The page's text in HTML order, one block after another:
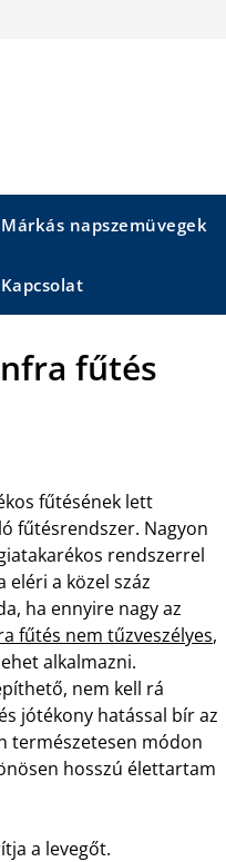
Márkás napszemüvegek
Kapcsolat
fűtés
fűtésének lett
fűtésrendszer. Nagyon
rendszerrel
eléri a közel száz
ha ennyire nagy az
fűtés nem tűzveszélyes,
alkalmazni.
nem kell rá
jótékony hatással bír az
természetesen módon
hosszú élettartam
a levegőt.